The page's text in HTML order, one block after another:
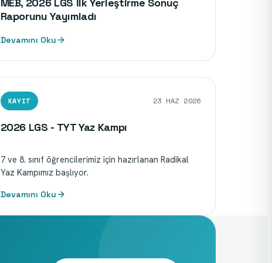
Raporunu Yayımladı
Devamını Oku
KAYIT 23 HAZ 2026
2026 LGS - TYT Yaz Kampı
7 ve 8. sınıf öğrencilerimiz için hazırlanan Radikal
Yaz Kampımız başlıyor.
Devamını Oku